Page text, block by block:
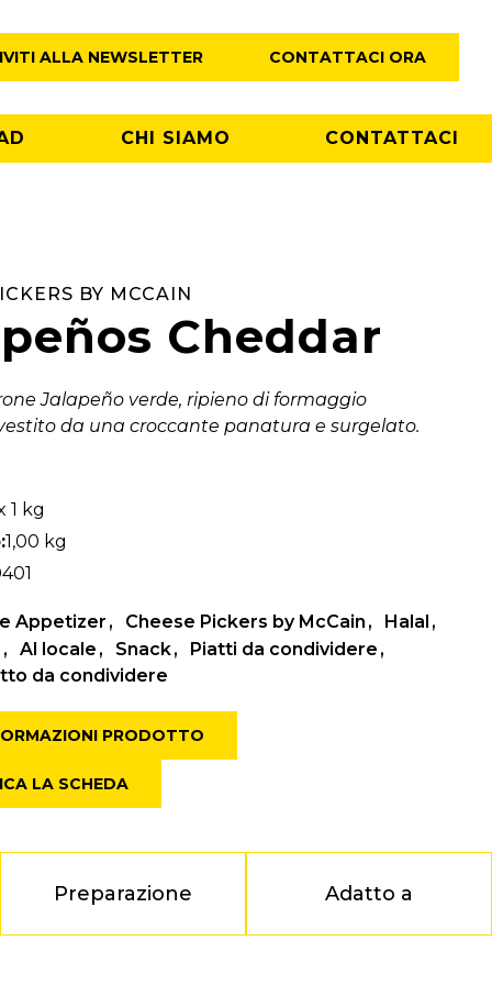
ALLA NEWSLETTER CONTATTACI ORA
CHI SIAMO CONTATTACI
BY MCCAIN
Cheddar
Jalapeño verde, ripieno di formaggio
da una croccante panatura e surgelato.
1 kg
1,00 kg
Appetizer Cheese Pickers by McCain
Halal
Al locale Snack
Piatti da condividere
da condividere
PRODOTTO
LA SCHEDA
Preparazione Adatto a